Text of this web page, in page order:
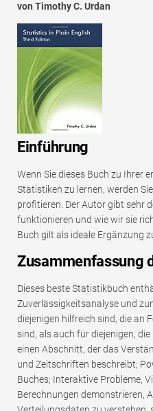
von Timothy C. Urdan
Einführung
Wenn Sie dieses Buch zu Ihrer
Statistiken zu lernen, werden
profitieren. Der Autor gibt sehr
funktionieren und wie wir sie
Buch gilt als ideale Ergänzung
Zusammenfassung
Dieses beste Statistikbuch
Zuverlässigkeitsanalyse und
diejenigen hilfreich sind, die an
sind, als auch für diejenigen,
einen Abschnitt, der das
und Zeitschriften beschreibt;
Buches; Interaktive Probleme,
Berechnungen demonstrieren,